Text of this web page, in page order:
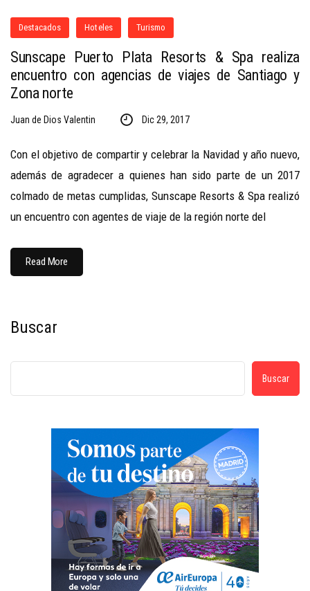
Destacados Hoteles Turismo
Sunscape Puerto Plata Resorts & Spa realiza
encuentro con agencias de viajes de Santiago y
Zona norte
Juan de Dios Valentin Dic 29, 2017
Con el objetivo de compartir y celebrar la Navidad y año nuevo,
además de agradecer a quienes han sido parte de un 2017
colmado de metas cumplidas, Sunscape Resorts & Spa realizó
un encuentro con agentes de viaje de la región norte del
Read More
Buscar
Buscar